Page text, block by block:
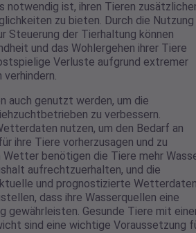
notwendig ist, ihren Tieren
zu bieten. Durch die Nutzung
Steuerung der Tierhaltung können
und das Wohlergehen ihrer Tiere
Verluste aufgrund extremer
auch genutzt werden, um die
zu verbessern.
nutzen, um den Bedarf an
ihre Tiere vorherzusagen und zu
Wetter benötigen die Tiere mehr
aufrechtzuerhalten, und die
und prognostizierte
dass ihre Wasserquellen eine
gewährleisten. Gesunde Tiere mit
sind eine wichtige Voraussetzung